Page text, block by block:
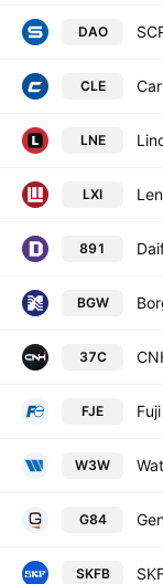
DAO
CLE
LNE
LXI
891
BGW
37C
FJE
W3W
G84
SKFB